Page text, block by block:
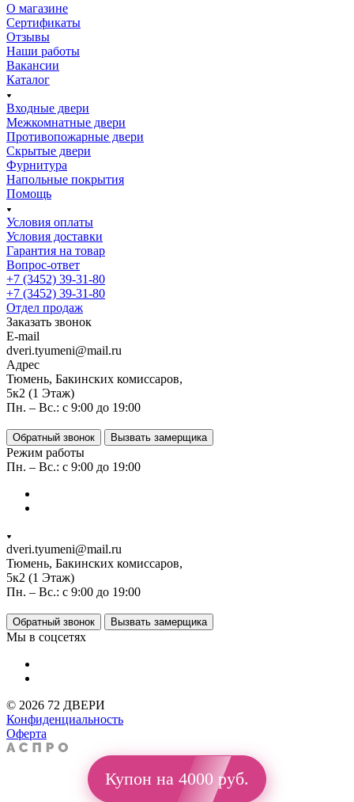
О магазине
Сертификаты
Отзывы
Наши работы
Вакансии
Каталог
Входные двери
Межкомнатные двери
Противопожарные двери
Скрытые двери
Фурнитура
Напольные покрытия
Помощь
Условия оплаты
Условия доставки
Гарантия на товар
Вопрос-ответ
+7 (3452) 39-31-80
+7 (3452) 39-31-80
Отдел продаж
Заказать звонок
E-mail
dveri.tyumeni@mail.ru
Адрес
Тюмень, Бакинских комиссаров,
5к2 (1 Этаж)
Пн. – Вс.: с 9:00 до 19:00
Обратный звонок Вызвать замерщика
Режим работы
Пн. – Вс.: с 9:00 до 19:00
dveri.tyumeni@mail.ru
Тюмень, Бакинских комиссаров,
5к2 (1 Этаж)
Пн. – Вс.: с 9:00 до 19:00
Обратный звонок Вызвать замерщика
Мы в соцсетях
© 2026 72 ДВЕРИ
Конфиденциальность
Оферта
Купон на 4000 руб.